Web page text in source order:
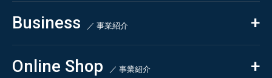
私たちの強み
会社概要・沿革
CSR
Business ／ 事業紹介
コンサルティング
依頼・受託調査
Online Shop ／ 事業紹介